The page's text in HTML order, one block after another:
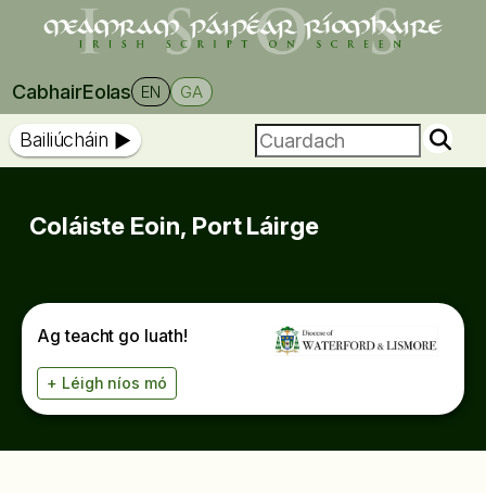
CabhairEolas EN GA
Bailiúcháin
Coláiste Eoin, Port Láirge
+ Léigh níos mó
Ag teacht go luath!